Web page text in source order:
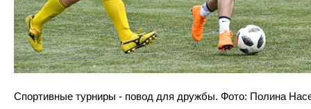
Спортивные турниры - повод для дружбы. Фото: Полина